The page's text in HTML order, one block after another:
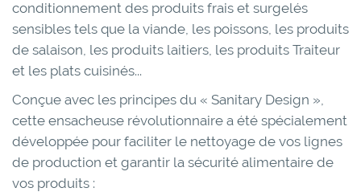
conditionnement des produits frais et surgelés
sensibles tels que la viande, les poissons, les produits
de salaison, les produits laitiers, les produits Traiteur
et les plats cuisinés...
Conçue avec les principes du « Sanitary Design »,
cette ensacheuse révolutionnaire a été spécialement
développée pour faciliter le nettoyage de vos lignes
de production et garantir la sécurité alimentaire de
vos produits :